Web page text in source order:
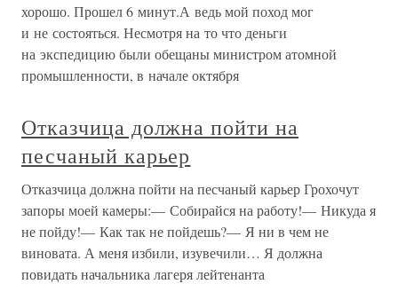
хорошо. Прошел 6 минут.А ведь мой поход мог
и не состояться. Несмотря на то что деньги
на экспедицию были обещаны министром атомной
промышленности, в начале октября
Отказчица должна пойти на
песчаный карьер
Отказчица должна пойти на песчаный карьер Грохочут
запоры моей камеры:— Собирайся на работу!— Никуда я
не пойду!— Как так не пойдешь?— Я ни в чем не
виновата. А меня избили, изувечили… Я должна
повидать начальника лагеря лейтенанта